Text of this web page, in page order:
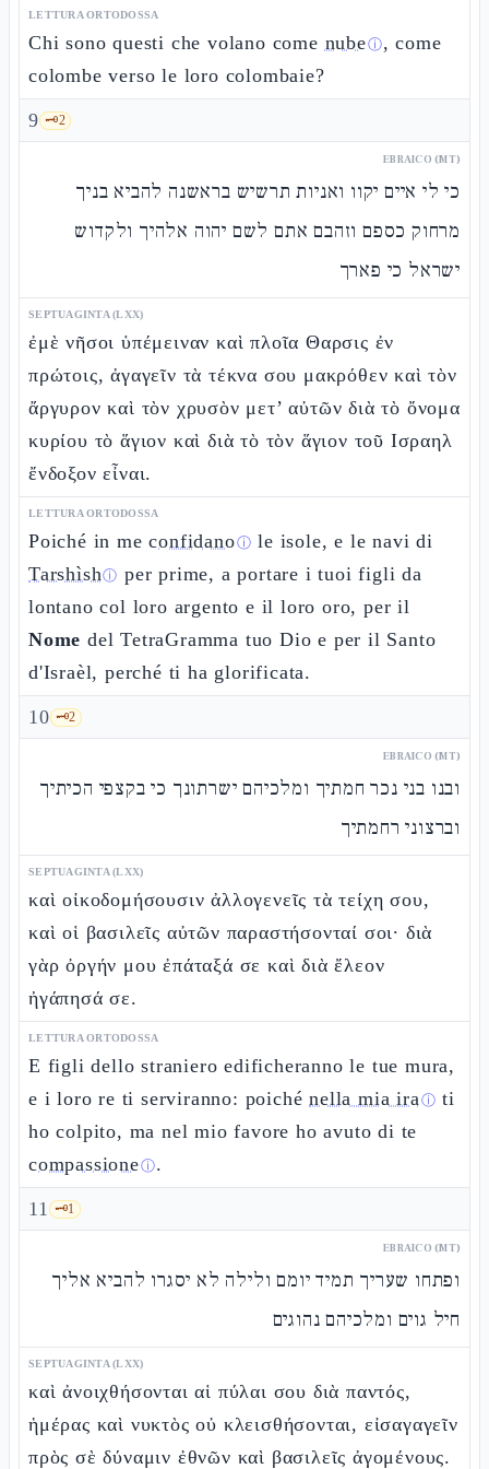
LETTURA ORTODOSSA
Chi sono questi che volano come nubeⓘ, come
colombe verso le loro colombaie?
9 🗝️2
EBRAICO (MT)
כי לי איים יקוו ואניות תרשיש בראשנה להביא בניך
מרחוק כספם וזהבם אתם לשם יהוה אלהיך ולקדוש
ישראל כי פארך
SEPTUAGINTA (LXX)
ἐμὲ νῆσοι ὑπέμειναν καὶ πλοῖα Θαρσις ἐν
πρώτοις, ἀγαγεῖν τὰ τέκνα σου μακρόθεν καὶ τὸν
ἄργυρον καὶ τὸν χρυσὸν μετ’ αὐτῶν διὰ τὸ ὄνομα
κυρίου τὸ ἅγιον καὶ διὰ τὸ τὸν ἅγιον τοῦ Ισραηλ
ἔνδοξον εἶναι.
LETTURA ORTODOSSA
Poiché in meconfidanoⓘ le isole, e le navi di
Tarshìshⓘ per prime, a portare i tuoi figli da
lontano col loro argento e il loro oro, per il
Nome del TetraGramma tuo Dio e per il Santo
d'Israèl, perché ti ha glorificata.
10 🗝️2
EBRAICO (MT)
ובנו בני נכר חמתיך ומלכיהם ישרתונך כי בקצפי הכיתיך
וברצוני רחמתיך
SEPTUAGINTA (LXX)
καὶ οἰκοδομήσουσιν ἀλλογενεῖς τὰ τείχη σου,
καὶ οἱ βασιλεῖς αὐτῶν παραστήσονταί σοι· διὰ
γὰρ ὀργήν μου ἐπάταξά σε καὶ διὰ ἔλεον
ἠγάπησά σε.
LETTURA ORTODOSSA
E figli dello straniero edificheranno le tue mura,
e i loro re ti serviranno: poichénella mia iraⓘ ti
ho colpito, ma nel mio favore ho avuto di te
compassioneⓘ.
11 🗝️1
EBRAICO (MT)
ופתחו שעריך תמיד יומם ולילה לא יסגרו להביא אליך
חיל גוים ומלכיהם נהוגים
SEPTUAGINTA (LXX)
καὶ ἀνοιχθήσονται αἱ πύλαι σου διὰ παντός,
ἡμέρας καὶ νυκτὸς οὐ κλεισθήσονται, εἰσαγαγεῖν
πρὸς σὲ δύναμιν ἐθνῶν καὶ βασιλεῖς ἀγομένους.